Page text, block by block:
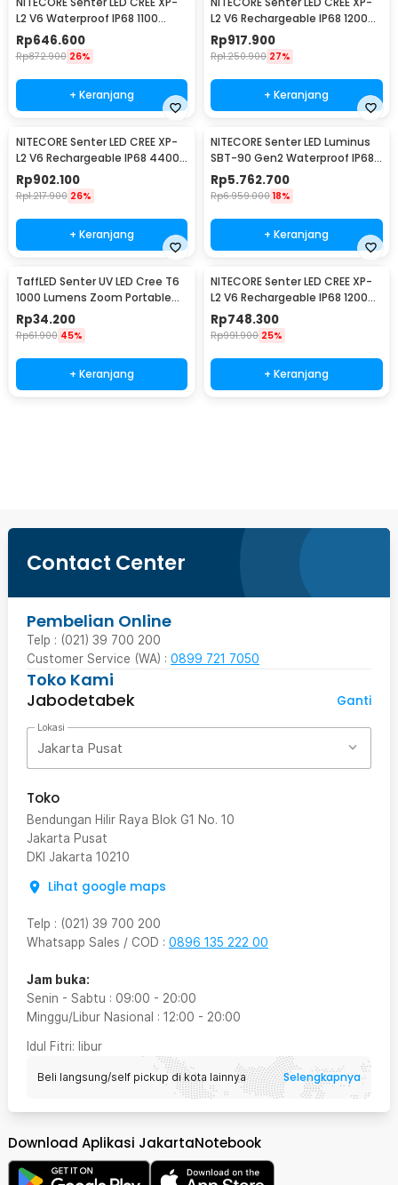
L2 V6 Waterproof IP68 1100
Lumens - P10 V2
Rp646.600
Rp872.900 26%
+ Keranjang
L2 V6 Rechargeable IP68 1200
Lumens - MH12 V2
Rp917.900
Rp1.250.900 27%
+ Keranjang
NITECORE Senter LED CREE XP-
L2 V6 Rechargeable IP68 4400
Lumens - E4K
Rp902.100
Rp1.217.900 26%
+ Keranjang
NITECORE Senter LED Luminus
SBT-90 Gen2 Waterproof IP68
5200 Lumens - TM39
Rp5.762.700
Rp6.959.000 18%
+ Keranjang
TaffLED Senter UV LED Cree T6
1000 Lumens Zoom Portable
395nm - T118
Rp34.200
Rp61.900 45%
+ Keranjang
NITECORE Senter LED CREE XP-
L2 V6 Rechargeable IP68 1200
Lumens - MH10 V2
Rp748.300
Rp991.900 25%
+ Keranjang
Contact Center
Pembelian Online
Telp : (021) 39 700 200
Customer Service (WA) : 0899 721 7050
Toko Kami
Jabodetabek
Ganti
Lokasi
Jakarta Pusat
Toko
Bendungan Hilir Raya Blok G1 No. 10
Jakarta Pusat
DKI Jakarta 10210
Lihat google maps
Telp : (021) 39 700 200
Whatsapp Sales / COD : 0896 135 222 00
Jam buka:
Senin - Sabtu : 09:00 - 20:00
Minggu/Libur Nasional : 12:00 - 20:00
Idul Fitri: libur
Beli langsung/self pickup di kota lainnya Selengkapnya
Download Aplikasi JakartaNotebook